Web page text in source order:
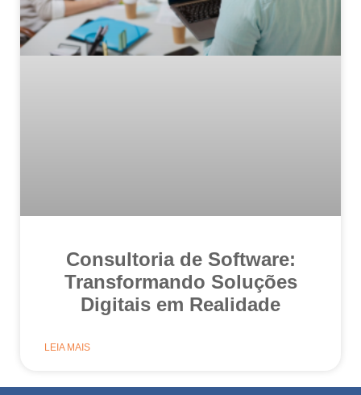
Consultoria de Software:
Transformando Soluções
Digitais em Realidade
LEIA MAIS